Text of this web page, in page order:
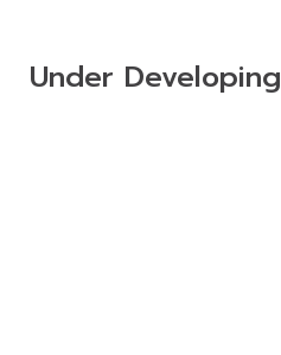
Under Developing